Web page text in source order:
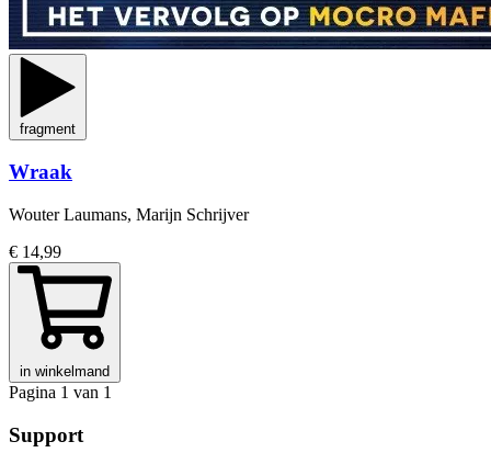
fragment
Wraak
Wouter Laumans, Marijn Schrijver
€ 14,99
in winkelmand
Pagina 1 van 1
Support